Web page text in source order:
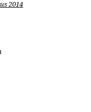
2014